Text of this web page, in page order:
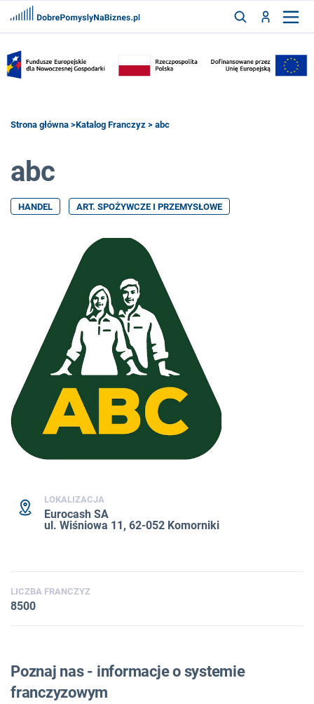
ZAREJESTRUJ
FRANCZYZY
Strona główna >Katalog Franczyz > abc
abc
HANDEL ART. SPOŻYWCZE I PRZEMYSŁOWE
LOKALIZACJA
Eurocash SA
ul. Wiśniowa 11, 62-052 Komorniki
LICZBA FRANCZYZ
8500
Poznaj nas - informacje o systemie
franczyzowym